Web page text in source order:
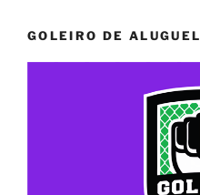
GOLEIRO DE ALUGUEL